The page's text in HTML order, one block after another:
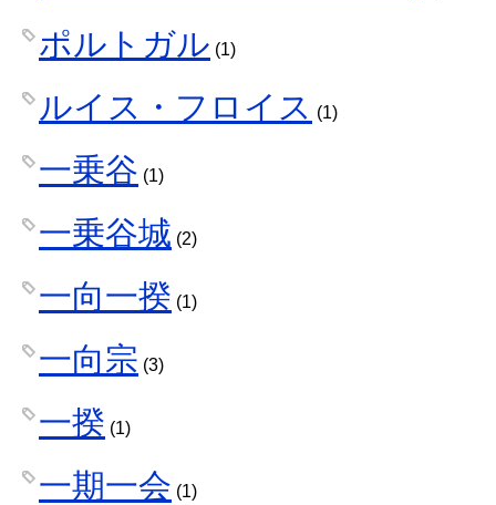
ポルトガル (1)
ルイス・フロイス (1)
一乗谷 (1)
一乗谷城 (2)
一向一揆 (1)
一向宗 (3)
一揆 (1)
一期一会 (1)